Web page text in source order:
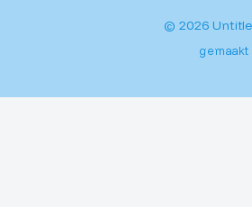
© 2026
gemaakt